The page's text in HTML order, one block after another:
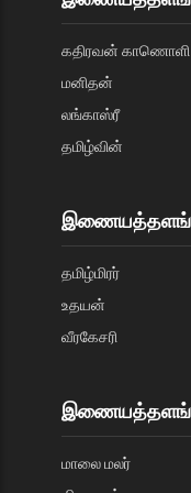
கதிரவன் காணொளி
மனிதன்
லங்காஸ்ரீ
தமிழ்வின்
தமிழ்மிரர்
உதயன்
வீரகேசரி
மாலை மலர்